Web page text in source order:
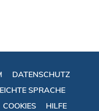
DATENSCHUTZ
SPRACHE
COOKIES HILFE